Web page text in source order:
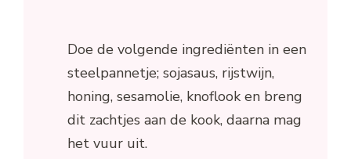
Doe de volgende ingrediënten in een
steelpannetje; sojasaus, rijstwijn,
honing, sesamolie, knoflook en breng
dit zachtjes aan de kook, daarna mag
het vuur uit.